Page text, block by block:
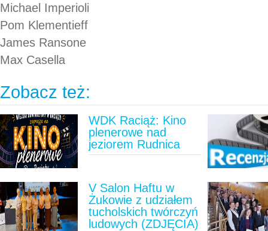
Michael Imperioli
Pom Klementieff
James Ransone
Max Casella
Zobacz też:
WDK Raciąż: Kino
plenerowe nad
jeziorem Rudnica
V Salon Haftu w
Żukowie z udziałem
tucholskich twórczyń
ludowych (ZDJĘCIA)